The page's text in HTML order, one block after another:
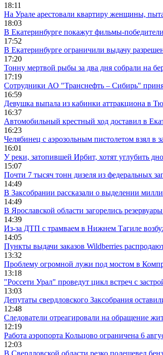
18:11
На Урале арестовали квартиру женщины,
18:03
В Екатеринбурге покажут фильмы-
17:52
В Екатеринбурге ограничили выдачу
17:20
Тонну мертвой рыбы за два дня собрали на
17:19
Сотрудники АО "Транснефть – Сибирь"
16:59
Девушка выпала из кабинки аттракциона в
16:37
Автомобильный крестный ход доставил в
16:23
Челябинец с аэрозольным пистолетом взял в
16:01
У реки, затопившей Ирбит, хотят углубить
15:07
Почти 7 тысяч тонн дизеля из федеральных
14:49
В Заксобрании рассказали о выделении
14:49
В Ярославской области загорелись
14:39
Из-за ДТП с трамваем в Нижнем Тагиле
14:05
Пункты выдачи заказов Wildberries
13:32
Проблему огромной лужи под мостом в
13:18
"Россети Урал" проведут цикл встреч с
13:03
Депутаты свердловского Заксобрания
12:48
Следователи отреагировали на обращение
12:19
Работа аэропорта Кольцово ограничена 6
12:03
В Свердловской области резко подешевел